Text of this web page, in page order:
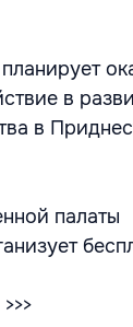
в
в
палаты